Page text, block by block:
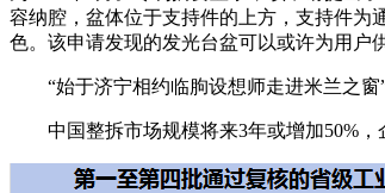
容纳腔，盆体位于支持件的上方，支持件为
色。该申请发现的发光台盆可以或许为用户
“始于济宁相约临朐设想师走进米兰之窗”
中国整拆市场规模将来3年或增加50%，